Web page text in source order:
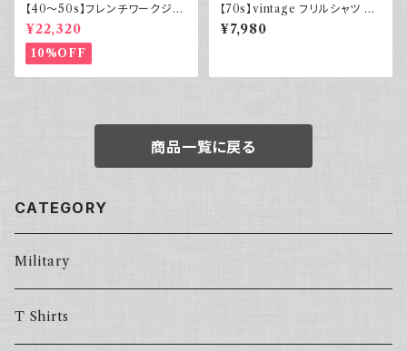
【40～50s】フレンチワークジャ
ケット インディゴ Vポケット ヴィ
ンテージ
¥22,320
10%OFF
【70s】vintage フリルシャツ ヴ
ィンテージ古着 長袖シャツ ドレ
スシャツ 白 ホワイト系 1970年
¥7,980
商品一覧に戻る
CATEGORY
Military
T Shirts